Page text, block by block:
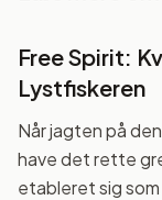
Free Spirit:
Lystfiskeren
Når jagten på
have det rette
etableret sig